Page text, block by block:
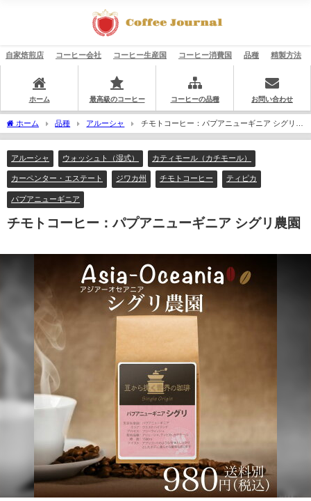
自家焙煎店 コーヒー会社 コーヒー生産国 コーヒー消費国 品種 精製方法
ホーム 最高級のコーヒー コーヒーの品種 お問い合わせ
ホーム 品種 アルーシャ
チモトコーヒー：パプアニューギニア シグリ農
園
アルーシャ ウォッシュト（湿式） カティモール（カチモール）
カーペンター・エステート ジワカ州 チモトコーヒー ティピカ
パプアニューギニア
チモトコーヒー：パプアニューギニア シグリ農園